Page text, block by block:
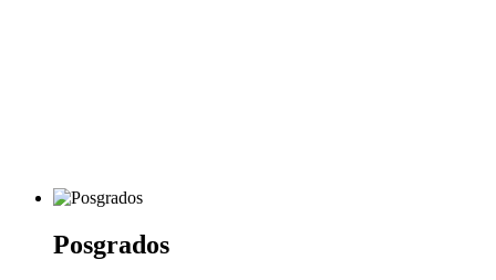
Posgrados